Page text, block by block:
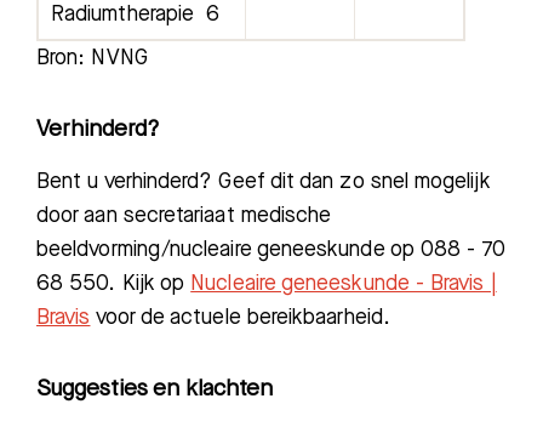
Radiumtherapie 6
Bron: NVNG
Verhinderd?
Bent u verhinderd? Geef dit dan zo snel mogelijk
door aan secretariaat medische
beeldvorming/nucleaire geneeskunde op 088 - 70
68 550. Kijk op Nucleaire geneeskunde - Bravis |
Bravis voor de actuele bereikbaarheid.
Suggesties en klachten